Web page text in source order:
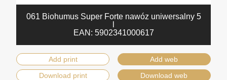
061 Biohumus Super Forte nawóz uniwersalny 5
EAN: 5902341000617
Add print
Add web
Download print
Download web